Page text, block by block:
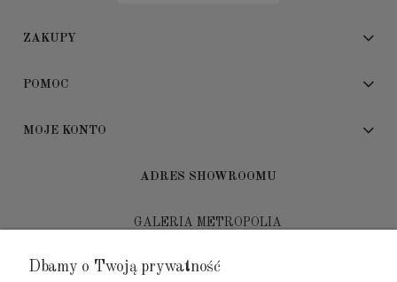
ZAKUPY
POMOC
MOJE KONTO
ADRES SHOWROOMU
GALERIA METROPOLIA
80-452 Gdańsk
Dbamy o Twoją prywatność